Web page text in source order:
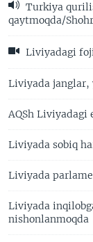
Turkiya
qaytmoqda/
Liviyadagi
Liviyada
AQSh Liviyadagi
Liviyada sobiq
Liviyada
Liviyada
nishonlanmoqda